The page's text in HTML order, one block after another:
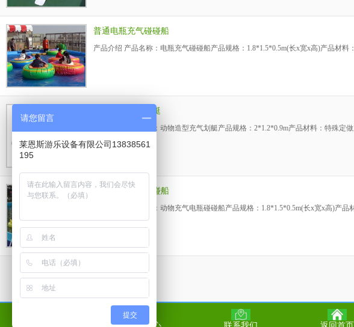
普通电瓶充气碰碰船
产品介绍 产品名称：电瓶充气碰碰船产品规格：1.8*1.5*0.5m(长x宽x高)产品材
动物造型充气划艇
产品介绍 产品名称：动物造型充气划艇产品规格：2*1.2*0.9m产品材料：特殊
动物充气电瓶碰碰船
产品介绍 产品名称：动物充气电瓶碰碰船产品规格：1.8*1.5*0.5m(长x宽x高)产
请您留言
莱恩斯游乐设备有限公司13838561
195
提交